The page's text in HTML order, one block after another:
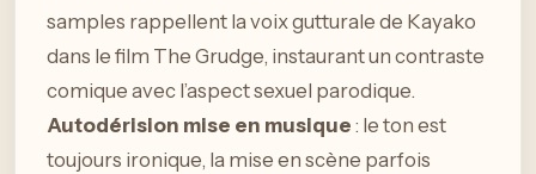
samples rappellent la voix gutturale de Kayako
dans le film The Grudge, instaurant un contraste
comique avec l’aspect sexuel parodique.
Autodérision mise en musique : le ton est
toujours ironique, la mise en scène parfois